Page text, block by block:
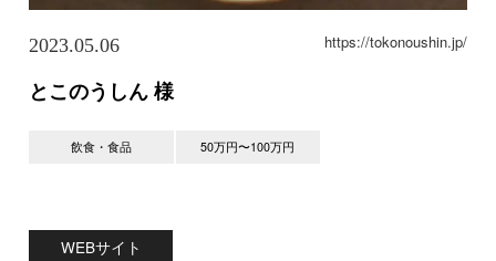
2023.05.06 https://tokonoushin.jp/
とこのうしん 様
飲食・食品 50万円〜100万円
WEBサイト